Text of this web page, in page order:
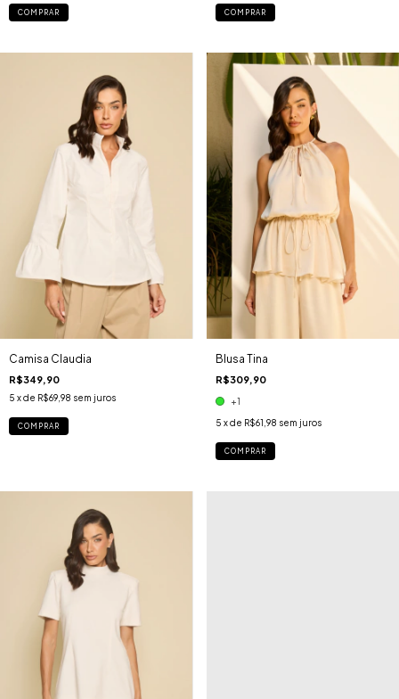
COMPRAR COMPRAR
Camisa Claudia
R$349,90
5 x de R$69,98 sem juros
COMPRAR
Blusa Tina
R$309,90
+1
5 x de R$61,98 sem juros
COMPRAR